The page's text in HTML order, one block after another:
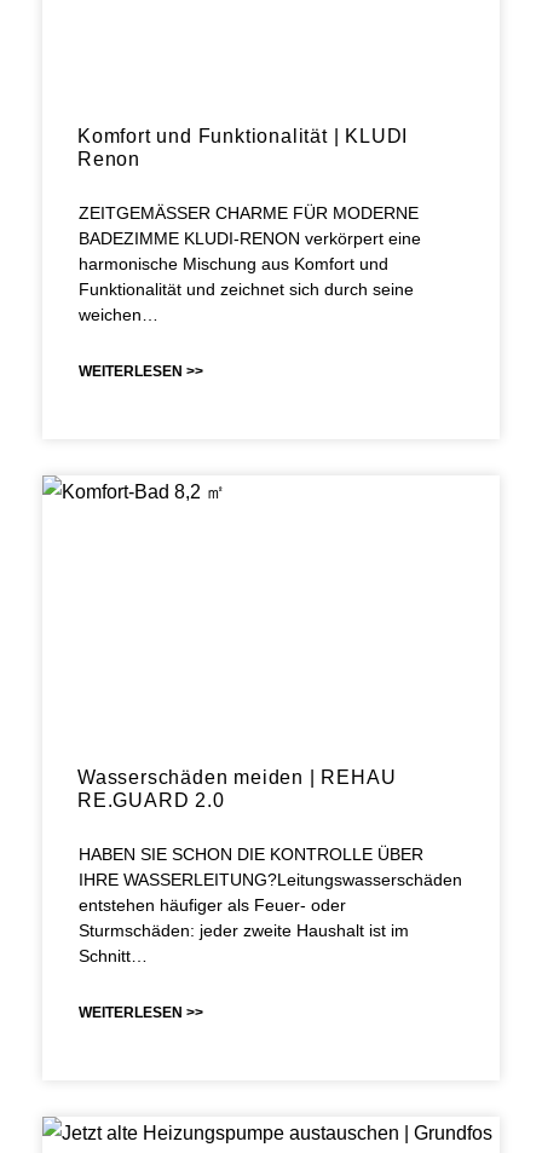
Komfort und Funktionalität | KLUDI
Renon
ZEITGEMÄSSER CHARME FÜR MODERNE
BADEZIMME KLUDI-RENON verkörpert eine
harmonische Mischung aus Komfort und
Funktionalität und zeichnet sich durch seine
weichen…
WEITERLESEN >>
Wasserschäden meiden | REHAU
RE.GUARD 2.0
HABEN SIE SCHON DIE KONTROLLE ÜBER
IHRE WASSERLEITUNG?Leitungswasserschäden
entstehen häufiger als Feuer- oder
Sturmschäden: jeder zweite Haushalt ist im
Schnitt…
WEITERLESEN >>